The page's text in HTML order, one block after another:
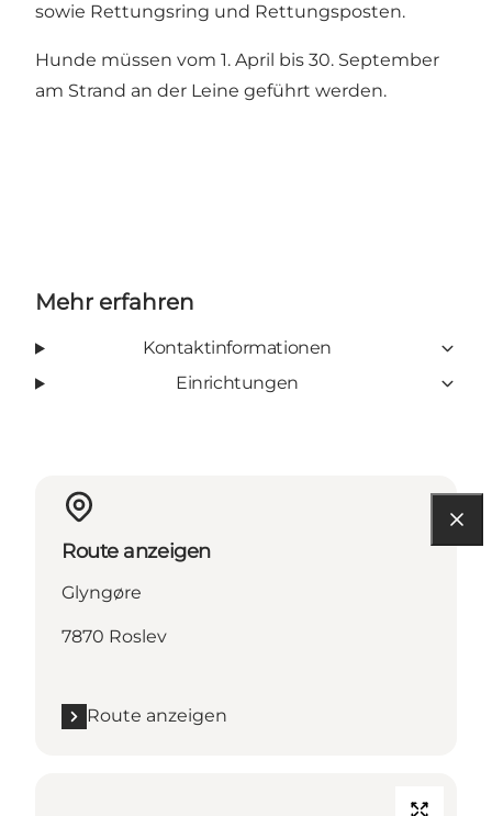
sowie Rettungsring und Rettungsposten.
Hunde müssen vom 1. April bis 30. September
am Strand an der Leine geführt werden.
Mehr erfahren
Kontaktinformationen
Einrichtungen
Route anzeigen
Glyngøre
7870 Roslev
Route anzeigen